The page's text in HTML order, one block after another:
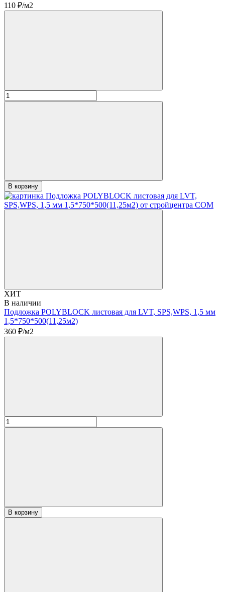
110 ₽/м2
В корзину
ХИТ
В наличии
Подложка POLYBLOCK листовая для LVT, SPS,WPS, 1,5 мм
1,5*750*500(11,25м2)
360 ₽/м2
В корзину